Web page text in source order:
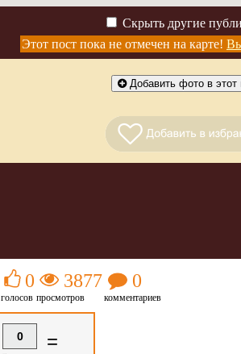
Скрыть другие
Этот пост пока не отмечен на карте!
Добавить фото в этот
0
голосов
3877
просмотров
0
комментариев
0 =